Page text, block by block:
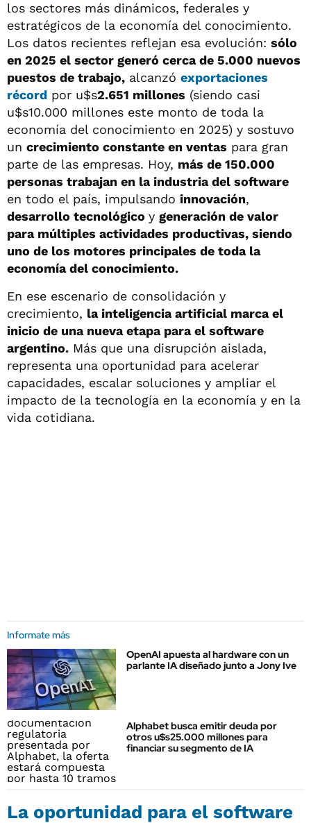
los sectores más dinámicos, federales y
estratégicos de la economía del conocimiento.
Los datos recientes reflejan esa evolución: sólo
en 2025 el sector generó cerca de 5.000 nuevos
puestos de trabajo, alcanzó exportaciones
récord por u$s2.651 millones (siendo casi
u$s10.000 millones este monto de toda la
economía del conocimiento en 2025) y sostuvo
un crecimiento constante en ventas para gran
parte de las empresas. Hoy, más de 150.000
personas trabajan en la industria del software
en todo el país, impulsando innovación,
desarrollo tecnológico y generación de valor
para múltiples actividades productivas, siendo
uno de los motores principales de toda la
economía del conocimiento.
En ese escenario de consolidación y
crecimiento, la inteligencia artificial marca el
inicio de una nueva etapa para el software
argentino. Más que una disrupción aislada,
representa una oportunidad para acelerar
capacidades, escalar soluciones y ampliar el
impacto de la tecnología en la economía y en la
vida cotidiana.
Informate más
OpenAI apuesta al hardware con un
parlante IA diseñado junto a Jony Ive
Alphabet busca emitir deuda por
otros u$s25.000 millones para
financiar su segmento de IA
La oportunidad para el software